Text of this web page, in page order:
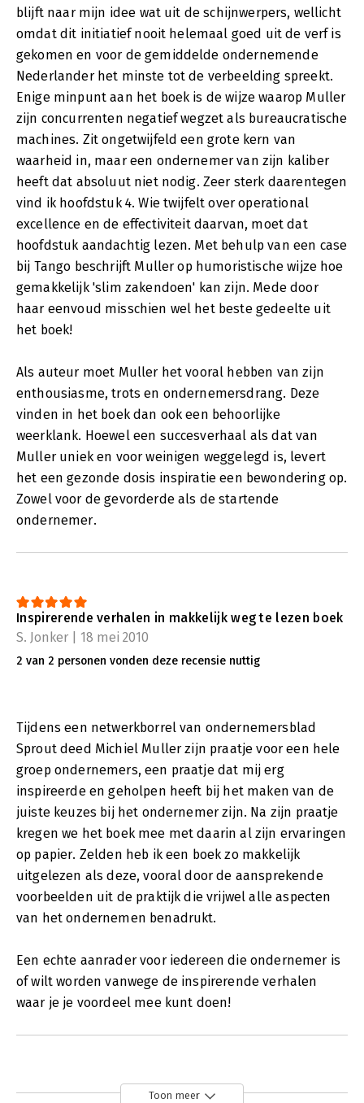
blijft naar mijn idee wat uit de schijnwerpers, wellicht
omdat dit initiatief nooit helemaal goed uit de verf is
gekomen en voor de gemiddelde ondernemende
Nederlander het minste tot de verbeelding spreekt.
Enige minpunt aan het boek is de wijze waarop Muller
zijn concurrenten negatief wegzet als bureaucratische
machines. Zit ongetwijfeld een grote kern van
waarheid in, maar een ondernemer van zijn kaliber
heeft dat absoluut niet nodig. Zeer sterk daarentegen
vind ik hoofdstuk 4. Wie twijfelt over operational
excellence en de effectiviteit daarvan, moet dat
hoofdstuk aandachtig lezen. Met behulp van een case
bij Tango beschrijft Muller op humoristische wijze hoe
gemakkelijk 'slim zakendoen' kan zijn. Mede door
haar eenvoud misschien wel het beste gedeelte uit
het boek!
Als auteur moet Muller het vooral hebben van zijn
enthousiasme, trots en ondernemersdrang. Deze
vinden in het boek dan ook een behoorlijke
weerklank. Hoewel een succesverhaal als dat van
Muller uniek en voor weinigen weggelegd is, levert
het een gezonde dosis inspiratie een bewondering op.
Zowel voor de gevorderde als de startende
ondernemer.
Inspirerende verhalen in makkelijk weg te lezen boek
S. Jonker | 18 mei 2010
2 van 2 personen vonden deze recensie nuttig
Tijdens een netwerkborrel van ondernemersblad
Sprout deed Michiel Muller zijn praatje voor een hele
groep ondernemers, een praatje dat mij erg
inspireerde en geholpen heeft bij het maken van de
juiste keuzes bij het ondernemer zijn. Na zijn praatje
kregen we het boek mee met daarin al zijn ervaringen
op papier. Zelden heb ik een boek zo makkelijk
uitgelezen als deze, vooral door de aansprekende
voorbeelden uit de praktijk die vrijwel alle aspecten
van het ondernemen benadrukt.
Een echte aanrader voor iedereen die ondernemer is
of wilt worden vanwege de inspirerende verhalen
waar je je voordeel mee kunt doen!
Toon meer